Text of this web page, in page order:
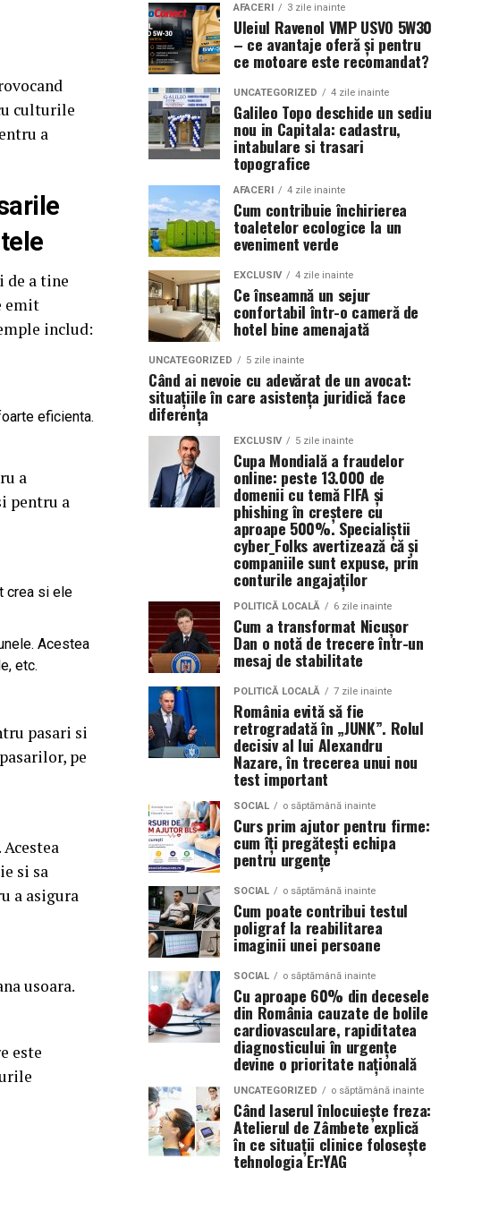
culturile
a
de a tine
emit
includ:
eficienta.
a
pentru a
crea si ele
Acestea
etc.
pasari si
pe
si sa
a asigura
usoara.
este
AFACERI 3 zile inainte
Uleiul Ravenol VMP USVO 5W30
– ce avantaje oferă și pentru
ce motoare este recomandat?
UNCATEGORIZED 4 zile inainte
Galileo Topo deschide un sediu
nou in Capitala: cadastru,
intabulare si trasari
topografice
AFACERI 4 zile inainte
Cum contribuie închirierea
toaletelor ecologice la un
eveniment verde
EXCLUSIV 4 zile inainte
Ce înseamnă un sejur
confortabil într-o cameră de
hotel bine amenajată
UNCATEGORIZED 5 zile inainte
Când ai nevoie cu adevărat de un avocat:
situațiile în care asistența juridică face
diferența
EXCLUSIV 5 zile inainte
Cupa Mondială a fraudelor
online: peste 13.000 de
domenii cu temă FIFA și
phishing în creștere cu
aproape 500%. Specialiștii
cyber_Folks avertizează că și
companiile sunt expuse, prin
conturile angajaților
POLITICĂ LOCALĂ 6 zile inainte
Cum a transformat Nicușor
Dan o notă de trecere într-un
mesaj de stabilitate
POLITICĂ LOCALĂ 7 zile inainte
România evită să fie
retrogradată în „JUNK”. Rolul
decisiv al lui Alexandru
Nazare, în trecerea unui nou
test important
SOCIAL o săptămână inainte
Curs prim ajutor pentru firme:
cum îți pregătești echipa
pentru urgențe
SOCIAL o săptămână inainte
Cum poate contribui testul
poligraf la reabilitarea
imaginii unei persoane
SOCIAL o săptămână inainte
Cu aproape 60% din decesele
din România cauzate de bolile
cardiovasculare, rapiditatea
diagnosticului în urgențe
devine o prioritate națională
UNCATEGORIZED o săptămână inainte
Când laserul înlocuiește freza:
Atelierul de Zâmbete explică
în ce situații clinice folosește
tehnologia Er:YAG